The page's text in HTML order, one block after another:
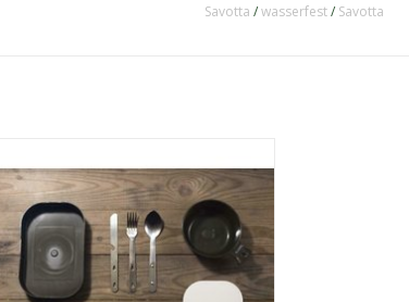
Savotta /wasserfest/ Savotta
Das Ess-Set beinhaltet eine Tasse, Messer,
Gabel, Löffel , Schneidbrett und zwei
Schalen. Mit diesem Set ist man bestens
gerüstet und kann auch fernab der
Zivilisation "zivilisiert" speisen. Das Ess-Set
wird ineinander gesteckt und nimmt